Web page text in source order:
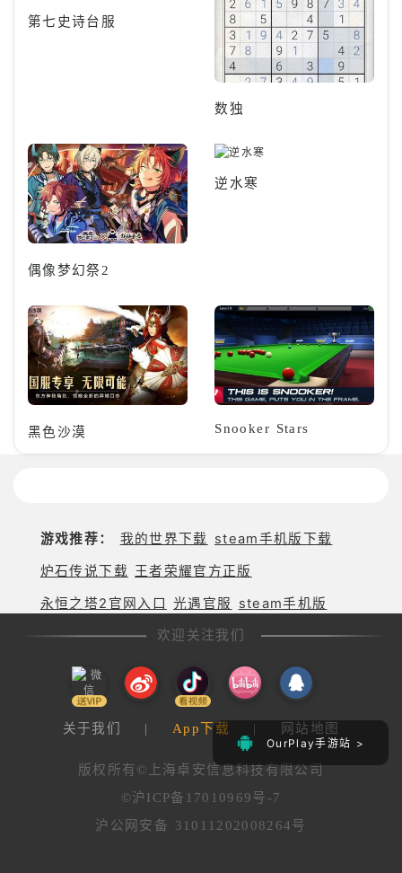
OurPlay手游站 >
第七史诗台服
数独
偶像梦幻祭2
逆水寒
黑色沙漠 Snooker Stars
游戏推荐： 我的世界下载 steam手机版下载
炉石传说下载 王者荣耀官方正版
永恒之塔2官网入口 光遇官服
steam手机版
欢迎关注我们
关于我们 | App下载 | 网站地图
版权所有©上海卓安信息科技有限公司
©沪ICP备17010969号-7
沪公网安备 31011202008264号